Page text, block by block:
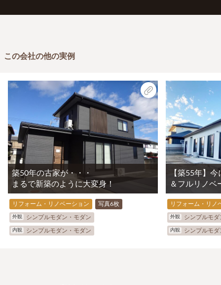
この会社の他の実例
築50年の古家が・・・
まるで新築のように大変身！
リフォーム・リノベーション 写真6枚
外観 シンプルモダン・モダン
内観 シンプルモダン・モダン
【築55年】
＆フルリノベ
リフォーム・リノ
外観 シンプルモ
内観 シンプルモ